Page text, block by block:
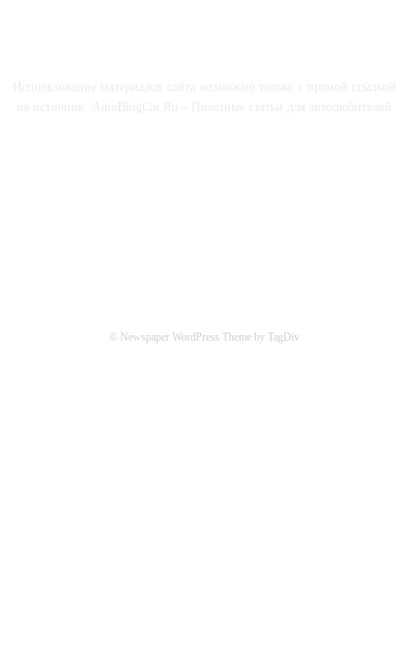
© Newspaper WordPress Theme by TagDiv